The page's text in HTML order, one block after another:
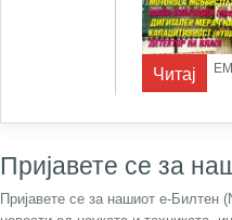
Читај
Пријавете се за
Пријавете се за нашиот е-Билтен